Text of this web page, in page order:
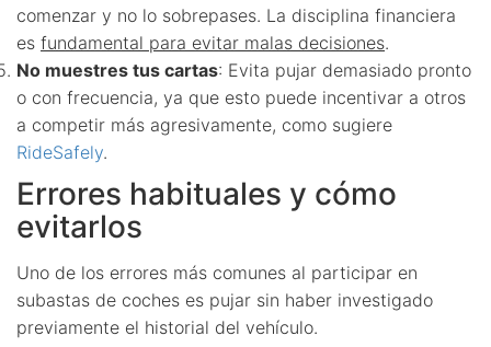
comenzar y no lo sobrepases. La disciplina financiera
es fundamental para evitar malas decisiones.
No muestres tus cartas: Evita pujar demasiado pronto
o con frecuencia, ya que esto puede incentivar a otros
a competir más agresivamente, como sugiere
RideSafely.
Errores habituales y cómo
evitarlos
Uno de los errores más comunes al participar en
subastas de coches es pujar sin haber investigado
previamente el historial del vehículo.